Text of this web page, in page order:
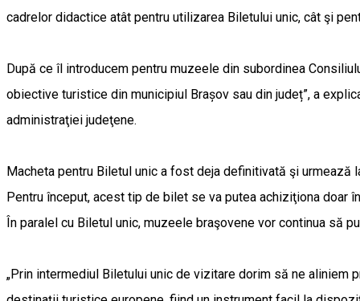
cadrelor didactice atât pentru utilizarea Biletului unic, cât şi
După ce îl introducem pentru muzeele din subordinea
obiective turistice din municipiul Brașov sau din județ”, a
administraţiei judeţene.
Macheta pentru Biletul unic a fost deja definitivată şi
Pentru început, acest tip de bilet se va putea achiziţiona doar
În paralel cu Biletul unic, muzeele braşovene vor continua să
„Prin intermediul Biletului unic de vizitare dorim să ne